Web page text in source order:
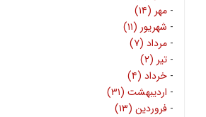
- مهر (۱۴)
- شهریور (۱۱)
- مرداد (۷)
- تیر (۲)
- خرداد (۴)
- اردیبهشت (۳۱)
- فروردین (۱۳)